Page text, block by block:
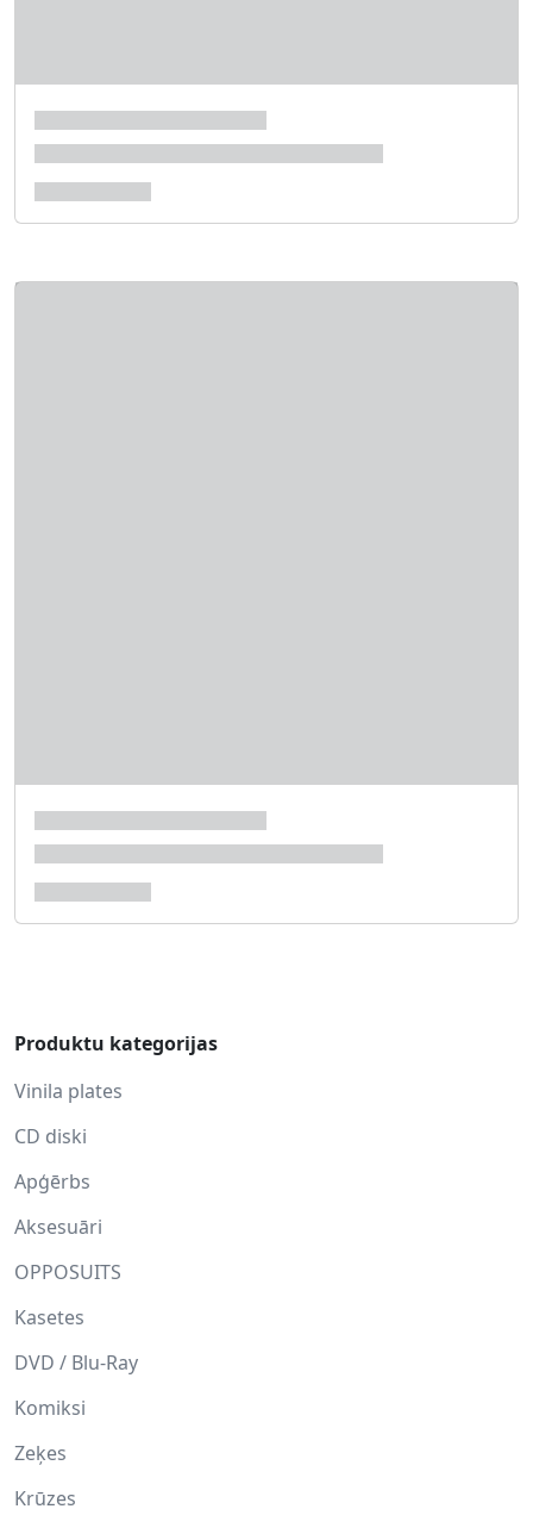
Produktu kategorijas
Vinila plates
CD diski
Apģērbs
Aksesuāri
OPPOSUITS
Kasetes
DVD / Blu-Ray
Komiksi
Zeķes
Krūzes